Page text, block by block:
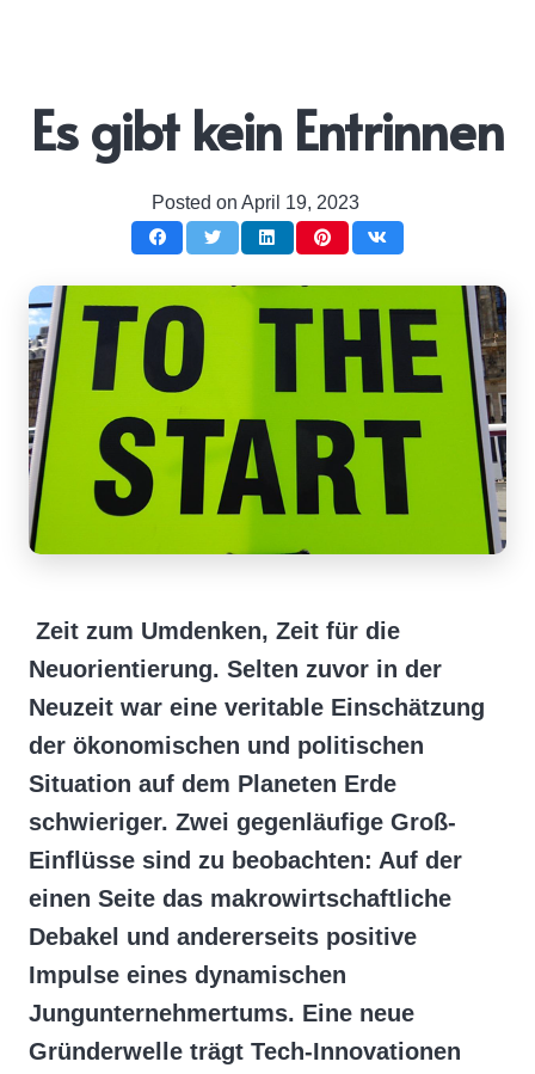
Es gibt kein Entrinnen
Posted onApril 19, 2023
Zeit zum Umdenken, Zeit für die
Neuorientierung. Selten zuvor in der
Neuzeit war eine veritable Einschätzung
der ökonomischen und politischen
Situation auf dem Planeten Erde
schwieriger. Zwei gegenläufige Groß-
Einflüsse sind zu beobachten: Auf der
einen Seite das makrowirtschaftliche
Debakel und andererseits positive
Impulse eines dynamischen
Jungunternehmertums. Eine neue
Gründerwelle trägt Tech-Innovationen